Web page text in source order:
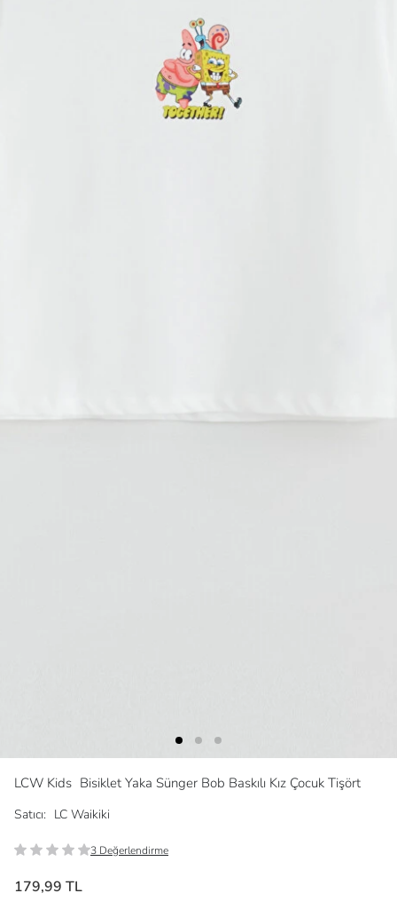
LCW Kids Bisiklet Yaka Sünger Bob Baskılı Kız Çocuk Tişört
Satıcı: LC Waikiki
3 Değerlendirme
179,99 TL